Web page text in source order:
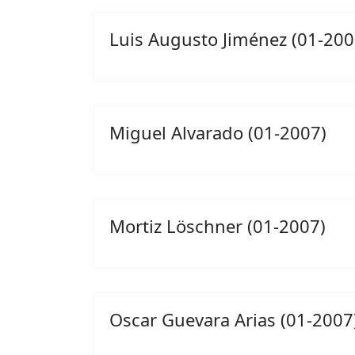
Luis Augusto Jiménez (01-
Miguel Alvarado (01-2007)
Mortiz Löschner (01-2007)
Oscar Guevara Arias (01-